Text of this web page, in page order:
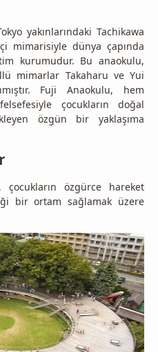
yakınlarındaki Tachikawa
mimarisiyle dünya çapında
kurumudur. Bu anaokulu,
mimarlar Takaharu ve Yui
Fuji Anaokulu, hem
çocukların doğal
özgün bir yaklaşıma
çocukların özgürce hareket
bir ortam sağlamak üzere